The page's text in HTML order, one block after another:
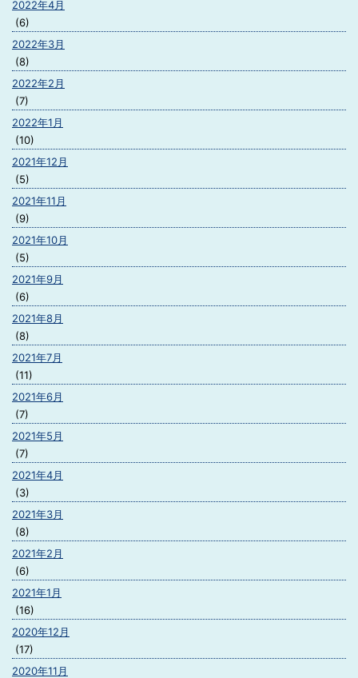
2022年4月
(6)
2022年3月
(8)
2022年2月
(7)
2022年1月
(10)
2021年12月
(5)
2021年11月
(9)
2021年10月
(5)
2021年9月
(6)
2021年8月
(8)
2021年7月
(11)
2021年6月
(7)
2021年5月
(7)
2021年4月
(3)
2021年3月
(8)
2021年2月
(6)
2021年1月
(16)
2020年12月
(17)
2020年11月